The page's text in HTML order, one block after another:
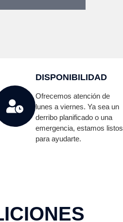
DISPONIBILIDAD
Ofrecemos atención de
lunes a viernes. Ya sea un
derribo planificado o una
emergencia, estamos listos
para ayudarte.